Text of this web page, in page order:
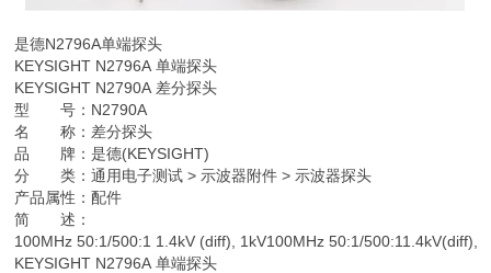
是德N2796A单端探头
KEYSIGHT N2796A 单端探头
KEYSIGHT N2790A 差分探头
型 号：N2790A
名 称：差分探头
品 牌：是德(KEYSIGHT)
分 类：通用电子测试 > 示波器附件 > 示波器探头
产品属性：配件
简 述：
100MHz 50:1/500:1 1.4kV (diff), 1kV100MHz 50:1/500:11.4kV(diff),
KEYSIGHT N2796A 单端探头